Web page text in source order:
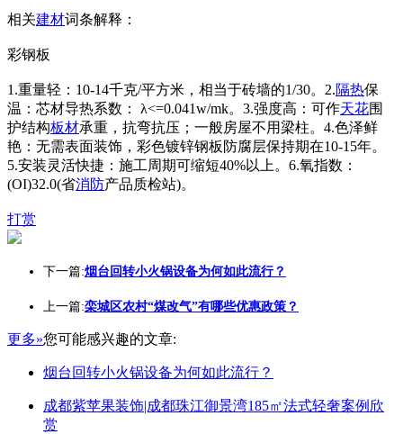
相关建材词条解释：
彩钢板
1.重量轻：10-14千克/平方米，相当于砖墙的1/30。2.隔热保
温：芯材导热系数： λ<=0.041w/mk。3.强度高：可作天花围
护结构板材承重，抗弯抗压；一般房屋不用梁柱。4.色泽鲜
艳：无需表面装饰，彩色镀锌钢板防腐层保持期在10-15年。
5.安装灵活快捷：施工周期可缩短40%以上。6.氧指数：
(OI)32.0(省消防产品质检站)。
打赏
下一篇:烟台回转小火锅设备为何如此流行？
上一篇:栾城区农村“煤改气”有哪些优惠政策？
更多»您可能感兴趣的文章:
烟台回转小火锅设备为何如此流行？
成都紫苹果装饰|成都珠江御景湾185㎡法式轻奢案例欣
赏